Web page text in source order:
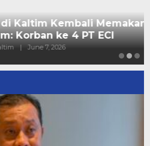
Kembali Memakan
Korban ke 4 PT ECI
| June 7, 2026